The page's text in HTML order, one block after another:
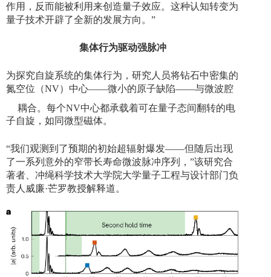
作用，反而能被利用来创造量子效应。这种认知转变为
量子技术开辟了全新的发展方向。”
集体行为驱动强脉冲
为探究自旋系统的集体行为，研究人员将钻石中密集的
氮空位（NV）中心——微小的原子缺陷——与微波腔
耦合。每个NV中心都承载着可在量子态间翻转的电
子自旋，如同微型磁体。
“我们观测到了预期的初始超辐射爆发——但随后出现
了一系列意外的窄带长寿命微波脉冲序列，”该研究合
著者、冲绳科学技术大学院大学量子工程与设计部门负
责人威廉·芒罗教授解释道。